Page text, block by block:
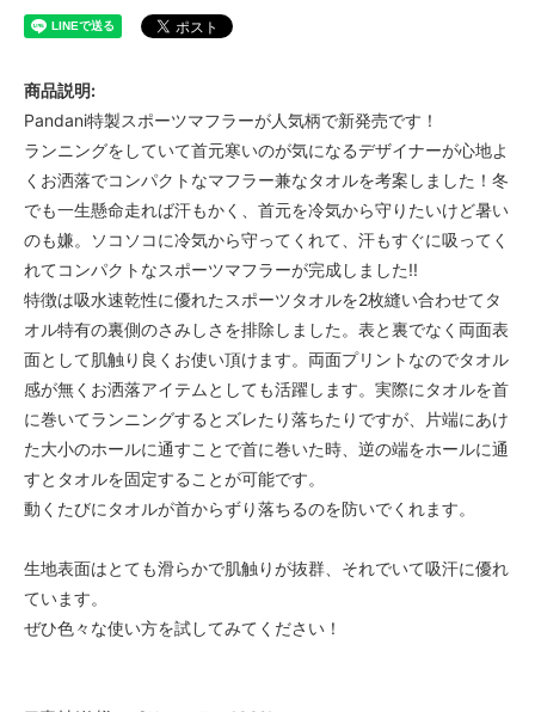
商品説明:
Pandani特製スポーツマフラーが人気柄で新発売です！
ランニングをしていて首元寒いのが気になるデザイナーが心地よ
くお洒落でコンパクトなマフラー兼なタオルを考案しました！冬
でも一生懸命走れば汗もかく、首元を冷気から守りたいけど暑い
のも嫌。ソコソコに冷気から守ってくれて、汗もすぐに吸ってく
れてコンパクトなスポーツマフラーが完成しました!!
特徴は吸水速乾性に優れたスポーツタオルを2枚縫い合わせてタ
オル特有の裏側のさみしさを排除しました。表と裏でなく両面表
面として肌触り良くお使い頂けます。両面プリントなのでタオル
感が無くお洒落アイテムとしても活躍します。実際にタオルを首
に巻いてランニングするとズレたり落ちたりですが、片端にあけ
た大小のホールに通すことで首に巻いた時、逆の端をホールに通
すとタオルを固定することが可能です。
動くたびにタオルが首からずり落ちるのを防いでくれます。
生地表面はとても滑らかで肌触りが抜群、それでいて吸汗に優れ
ています。
ぜひ色々な使い方を試してみてください！